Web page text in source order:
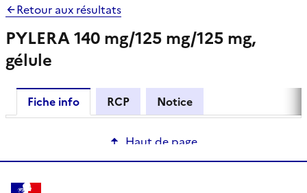
Retour aux résultats
PYLERA 140 mg/125 mg/125 mg,
gélule
Fiche info RCP Notice
Haut de page